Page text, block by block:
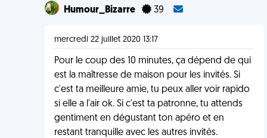
Humour_Bizarre 39
mercredi 22 juillet 2020 13:17
Pour le coup des 10 minutes, ça dépend de qui
est la maîtresse de maison pour les invités. Si
c'est ta meilleure amie, tu peux aller voir rapido
si elle a l'air ok. Si c'est ta patronne, tu attends
gentiment en dégustant ton apéro et en
restant tranquille avec les autres invités.